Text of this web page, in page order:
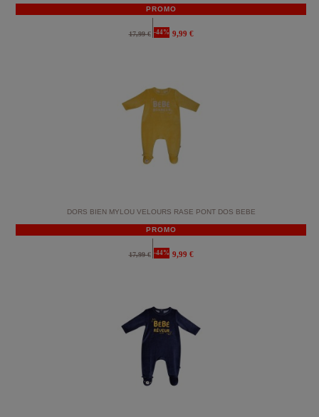
PROMO
17,99 € -44% 9,99 €
DORS BIEN MYLOU VELOURS RASE PONT DOS BEBE
PROMO
17,99 € -44% 9,99 €